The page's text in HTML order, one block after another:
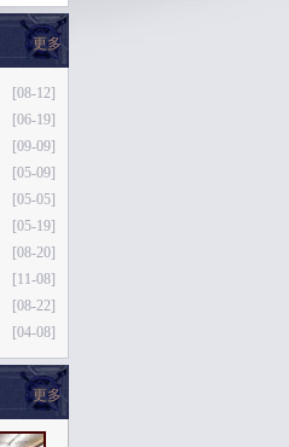
更多
[08-12]
[06-19]
[09-09]
[05-09]
[05-05]
[05-19]
[08-20]
[11-08]
[08-22]
[04-08]
更多